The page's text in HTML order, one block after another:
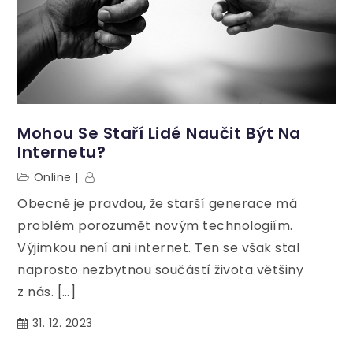
Mohou Se Staří Lidé Naučit Být Na
Internetu?
Online
Obecně je pravdou, že starší generace má
problém porozumět novým technologiím.
Výjimkou není ani internet. Ten se však stal
naprosto nezbytnou součástí života většiny
z nás. […]
31. 12. 2023